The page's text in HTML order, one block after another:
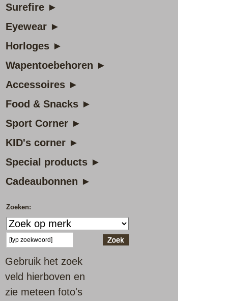
Surefire ►
Eyewear ►
Horloges ►
Wapentoebehoren ►
Accessoires ►
Food & Snacks ►
Sport Corner ►
KID's corner ►
Special products ►
Cadeaubonnen ►
Zoeken:
Gebruik het zoek
veld hierboven en
zie meteen foto's